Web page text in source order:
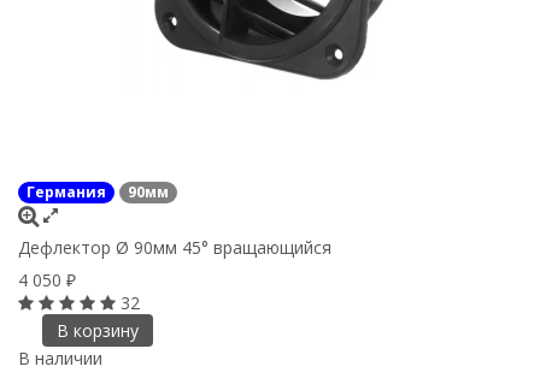
Германия 90мм
Дефлектор Ø 90мм 45° вращающийся
4 050 ₽
32
В корзину
В наличии